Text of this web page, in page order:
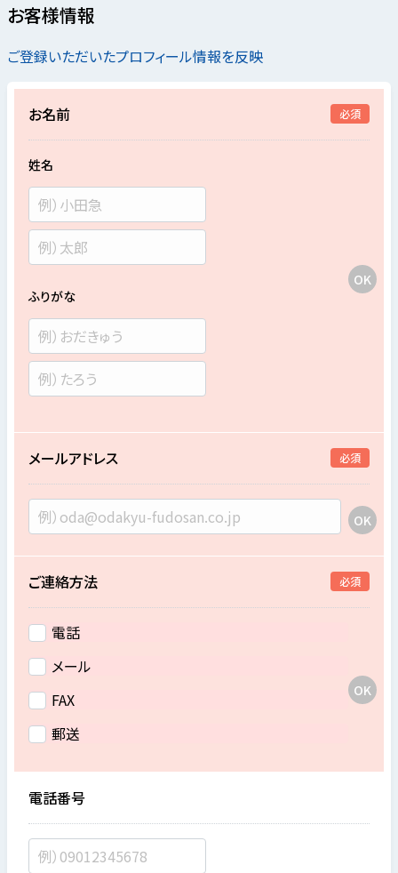
お客様情報
ご登録いただいたプロフィール情報を反映
お名前 必須
姓名
ふりがな
メールアドレス 必須
ご連絡方法 必須
電話
メール
FAX
郵送
電話番号